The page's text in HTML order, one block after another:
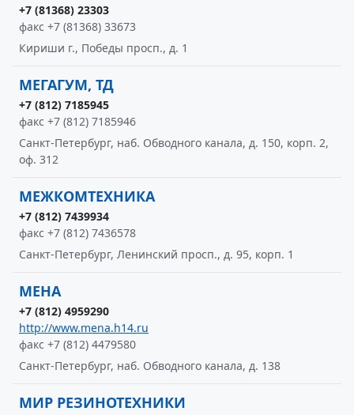
+7 (81368) 23303
факс +7 (81368) 33673
Кириши г., Победы просп., д. 1
МЕГАГУМ, ТД
+7 (812) 7185945
факс +7 (812) 7185946
Санкт-Петербург, наб. Обводного канала, д. 150, корп. 2,
оф. 312
МЕЖКОМТЕХНИКА
+7 (812) 7439934
факс +7 (812) 7436578
Санкт-Петербург, Ленинский просп., д. 95, корп. 1
МЕНА
+7 (812) 4959290
http://www.mena.h14.ru
факс +7 (812) 4479580
Санкт-Петербург, наб. Обводного канала, д. 138
МИР РЕЗИНОТЕХНИКИ